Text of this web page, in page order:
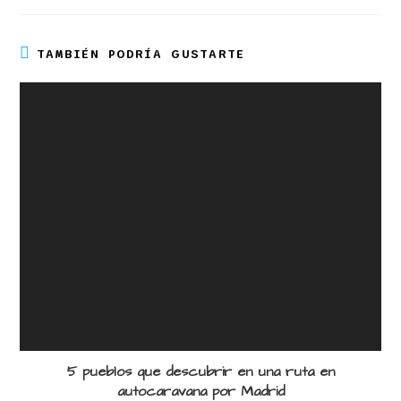
TAMBIÉN PODRÍA GUSTARTE
5 pueblos que descubrir en una ruta en
autocaravana por Madrid